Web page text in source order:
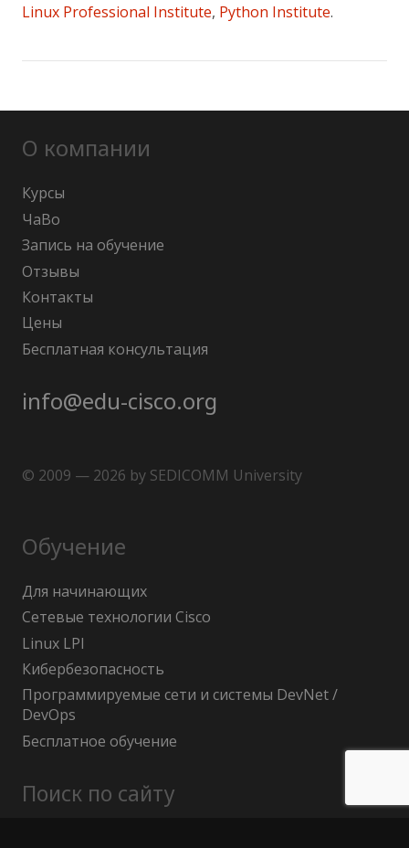
Linux Professional Institute, Python Institute.
О компании
Курсы
ЧаВо
Запись на обучение
Отзывы
Контакты
Цены
Бесплатная консультация
info@edu-cisco.org
© 2009 — 2026 by SEDICOMM University
Обучение
Для начинающих
Сетевые технологии Cisco
Linux LPI
Кибербезопасность
Программируемые сети и системы DevNet /
DevOps
Бесплатное обучение
Поиск по сайту